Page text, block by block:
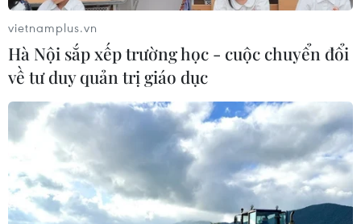
Singapore cân nhắc sửa Hiến pháp để
Quốc hội có thể họp trực tuyến
28/04/2020 07:52
Giữa dịch COVID-19, Singapore đang cân nhắc sửa đổi
Hiến pháp để Quốc hội nước này có thể họp từ nhiều
nơi, thay vì buộc phải tập trung tại một địa điểm như
hiện nay.
vietnamplus.vn
Hà Nội sắp xếp trường học - cuộc chuyển đổi
về tư duy quản trị giáo dục